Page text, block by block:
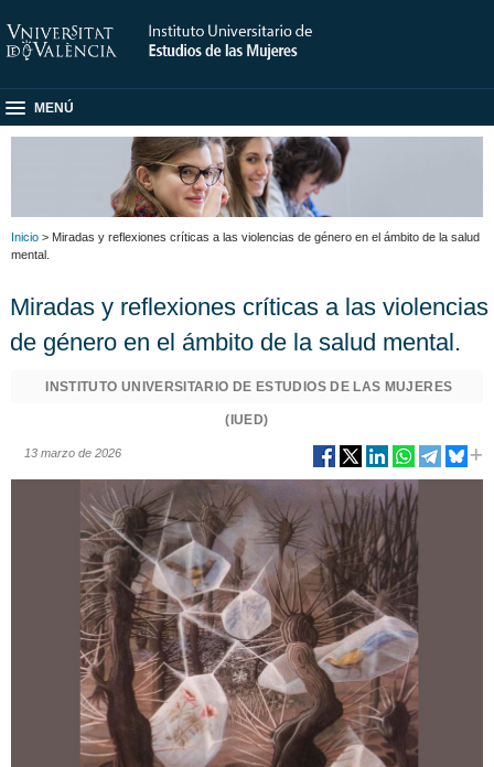
MENÚ
Inicio > Miradas y reflexiones críticas a las violencias de género en el ámbito de la salud
mental.
Miradas y reflexiones críticas a las violencias
de género en el ámbito de la salud mental.
INSTITUTO UNIVERSITARIO DE ESTUDIOS DE LAS MUJERES
(IUED)
13 marzo de 2026